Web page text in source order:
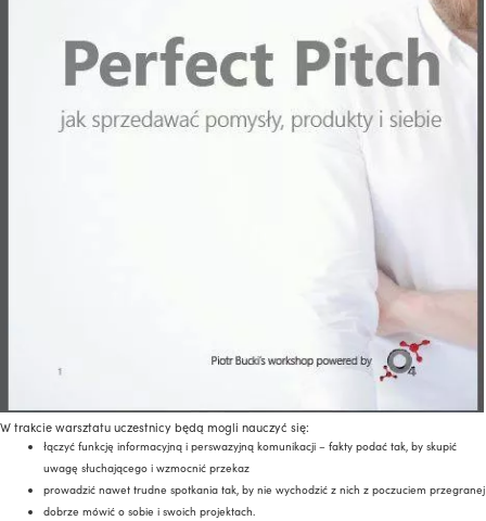
W trakcie warsztatu uczestnicy będą mogli nauczyć się:
łączyć funkcję informacyjną i perswazyjną komunikacji – fakty podać tak, by skupić
uwagę słuchającego i wzmocnić przekaz
prowadzić nawet trudne spotkania tak, by nie wychodzić z nich z poczuciem przegranej
dobrze mówić o sobie i swoich projektach.